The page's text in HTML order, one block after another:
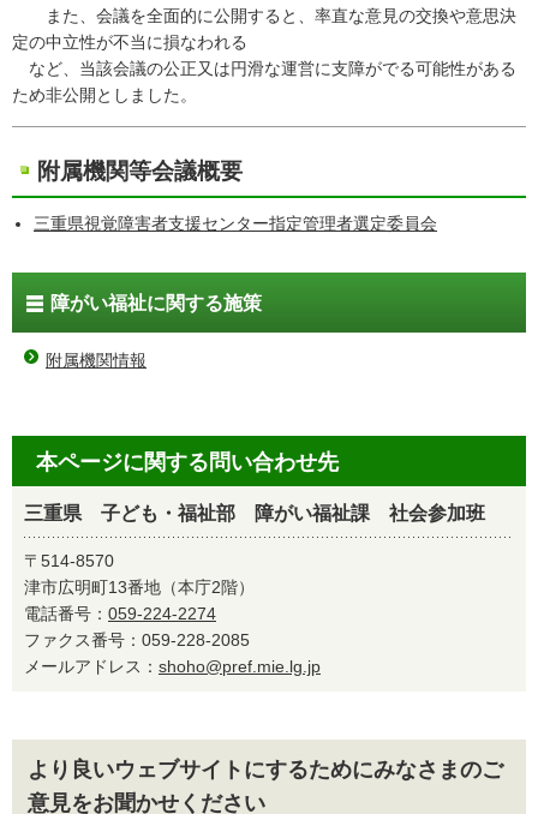
また、会議を全面的に公開すると、率直な意見の交換や意思決
定の中立性が不当に損なわれる
など、当該会議の公正又は円滑な運営に支障がでる可能性がある
ため非公開としました。
附属機関等会議概要
三重県視覚障害者支援センター指定管理者選定委員会
障がい福祉に関する施策
附属機関情報
本ページに関する問い合わせ先
三重県 子ども・福祉部 障がい福祉課 社会参加班
〒514-8570
津市広明町13番地（本庁2階）
電話番号： 059-224-2274
ファクス番号：059-228-2085
メールアドレス： shoho@pref.mie.lg.jp
より良いウェブサイトにするためにみなさまのご
意見をお聞かせください